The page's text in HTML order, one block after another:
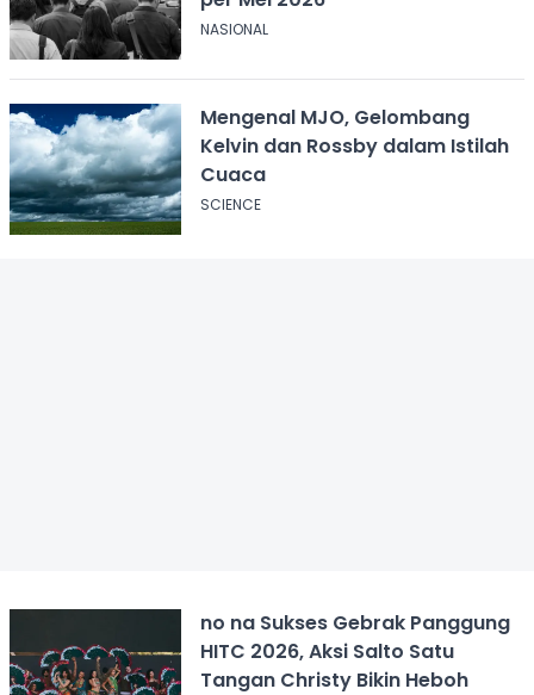
NASIONAL
Mengenal MJO, Gelombang
Kelvin dan Rossby dalam Istilah
Cuaca
SCIENCE
no na Sukses Gebrak Panggung
HITC 2026, Aksi Salto Satu
Tangan Christy Bikin Heboh